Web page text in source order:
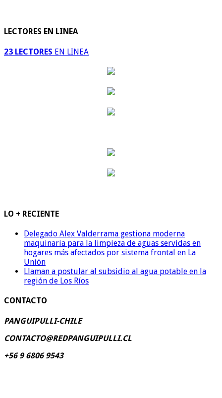
LECTORES EN LINEA
23 LECTORES EN LINEA
LO + RECIENTE
Delegado Alex Valderrama gestiona moderna
maquinaria para la limpieza de aguas servidas en
hogares más afectados por sistema frontal en La
Unión
Llaman a postular al subsidio al agua potable en la
región de Los Ríos
CONTACTO
PANGUIPULLI-CHILE
CONTACTO@REDPANGUIPULLI.CL
+56 9 6806 9543